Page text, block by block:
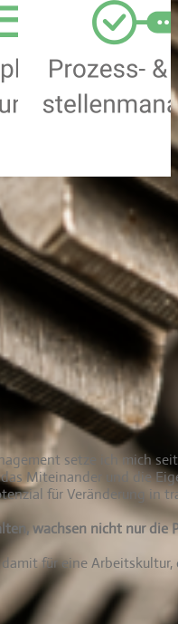
setze ich mich
Miteinander und die
für Veränderung in
wachsen nicht nur
für eine